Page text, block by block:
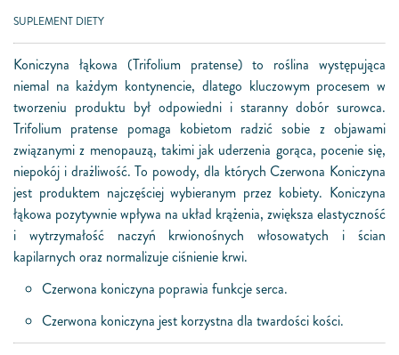
SUPLEMENT DIETY
Koniczyna łąkowa (Trifolium pratense) to roślina występująca
niemal na każdym kontynencie, dlatego kluczowym procesem w
tworzeniu produktu był odpowiedni i staranny dobór surowca.
Trifolium pratense pomaga kobietom radzić sobie z objawami
związanymi z menopauzą, takimi jak uderzenia gorąca, pocenie się,
niepokój i drażliwość. To powody, dla których Czerwona Koniczyna
jest produktem najczęściej wybieranym przez kobiety. Koniczyna
łąkowa pozytywnie wpływa na układ krążenia, zwiększa elastyczność
i wytrzymałość naczyń krwionośnych włosowatych i ścian
kapilarnych oraz normalizuje ciśnienie krwi.
Czerwona koniczyna poprawia funkcje serca.
Czerwona koniczyna jest korzystna dla twardości kości.